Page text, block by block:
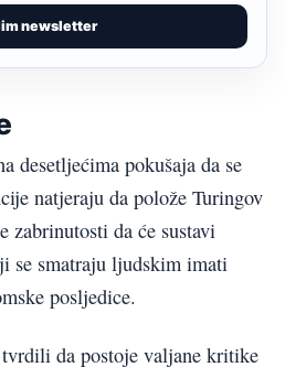
newsletter
desetljećima pokušaja da se
natjeraju da polože Turingov
zabrinutosti da će sustavi
se smatraju ljudskim imati
posljedice.
da postoje valjane kritike